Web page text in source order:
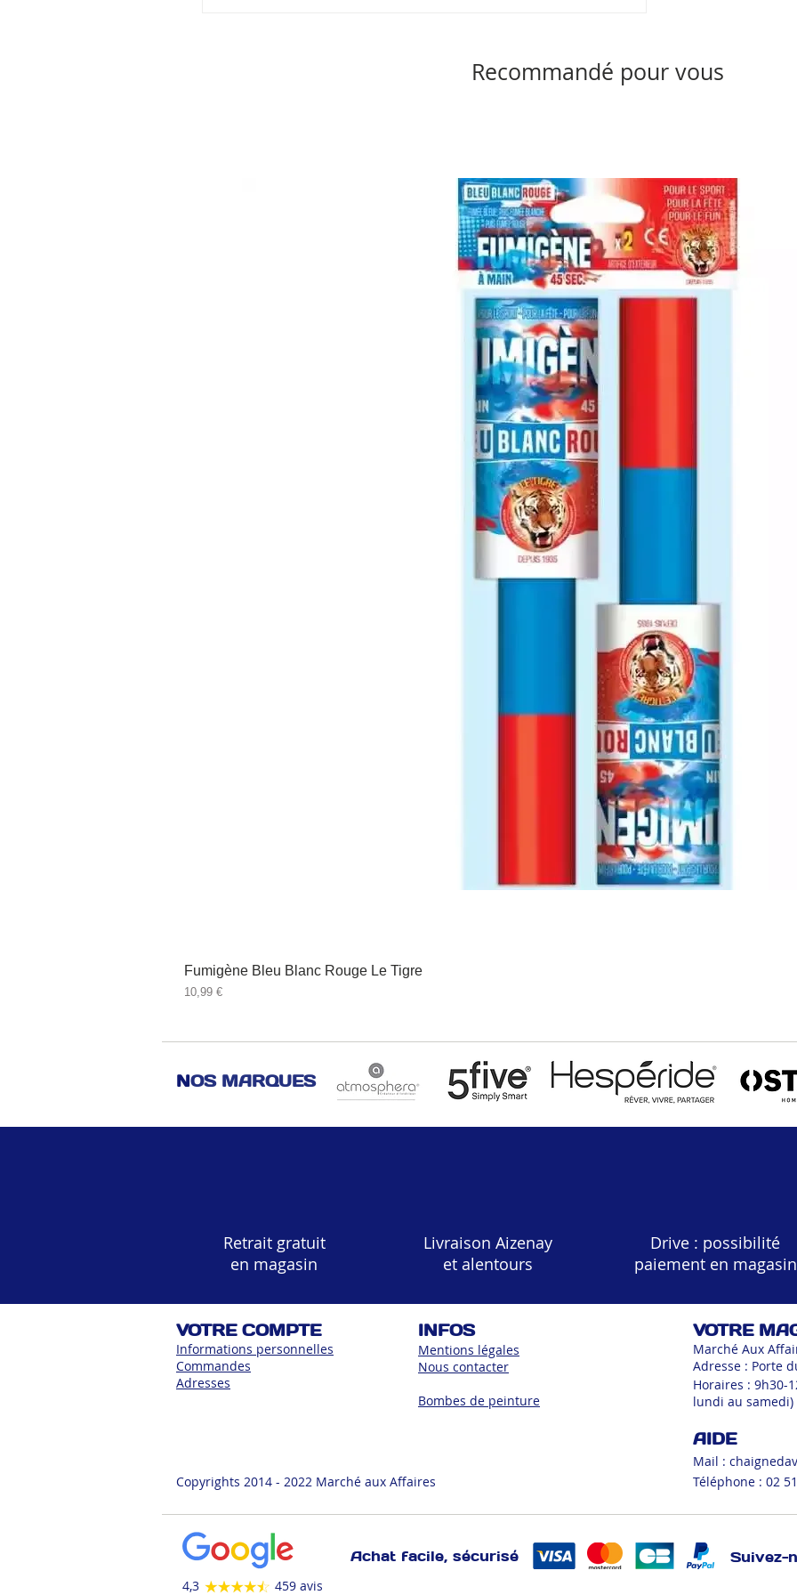
Recommandé pour vous
Fumigène Bleu Blanc Rouge Le Tigre
Prix
10,99 €
NOS MARQUES
Retrait gratuit
en magasin
Livraison Aizenay
et alentours
Drive : possibilité
paiement en magasin
VOTRE COMPTE
Informations personnelles
Commandes
Adresses
INFOS
Mentions légales
Nous contacter
Bombes de peinture
Copyrights 2014 - 2022 Marché aux Affaires
VOTRE
Marché Aux
Adresse : Porte
Horaires : 9h30-
lundi au samedi)
AIDE
Mail :
Téléphone : 02
4,3 459 avis
Achat facile, sécurisé Suivez-